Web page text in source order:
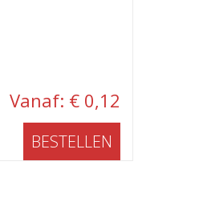
Vanaf: € 0,12
BESTELLEN